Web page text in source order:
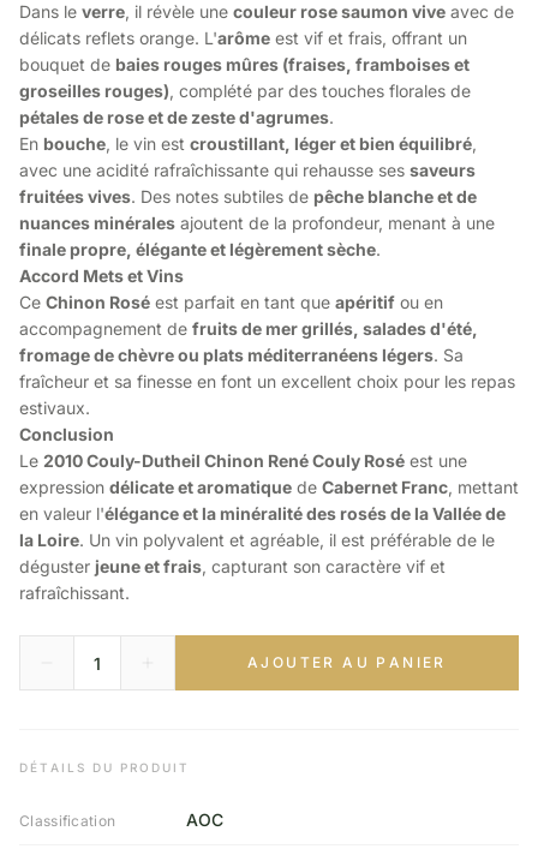
Dans le verre, il révèle une couleur rose saumon vive avec de
délicats reflets orange. L'arôme est vif et frais, offrant un
bouquet de baies rouges mûres (fraises, framboises et
groseilles rouges), complété par des touches florales de
pétales de rose et de zeste d'agrumes.
En bouche, le vin est croustillant, léger et bien équilibré,
avec une acidité rafraîchissante qui rehausse ses saveurs
fruitées vives. Des notes subtiles de pêche blanche et de
nuances minérales ajoutent de la profondeur, menant à une
finale propre, élégante et légèrement sèche.
Accord Mets et Vins
Ce Chinon Rosé est parfait en tant que apéritif ou en
accompagnement de fruits de mer grillés, salades d'été,
fromage de chèvre ou plats méditerranéens légers. Sa
fraîcheur et sa finesse en font un excellent choix pour les repas
estivaux.
Conclusion
Le 2010 Couly-Dutheil Chinon René Couly Rosé est une
expression délicate et aromatique de Cabernet Franc, mettant
en valeur l'élégance et la minéralité des rosés de la Vallée de
la Loire. Un vin polyvalent et agréable, il est préférable de le
déguster jeune et frais, capturant son caractère vif et
rafraîchissant.
AJOUTER AU PANIER
DÉTAILS DU PRODUIT
Classification AOC